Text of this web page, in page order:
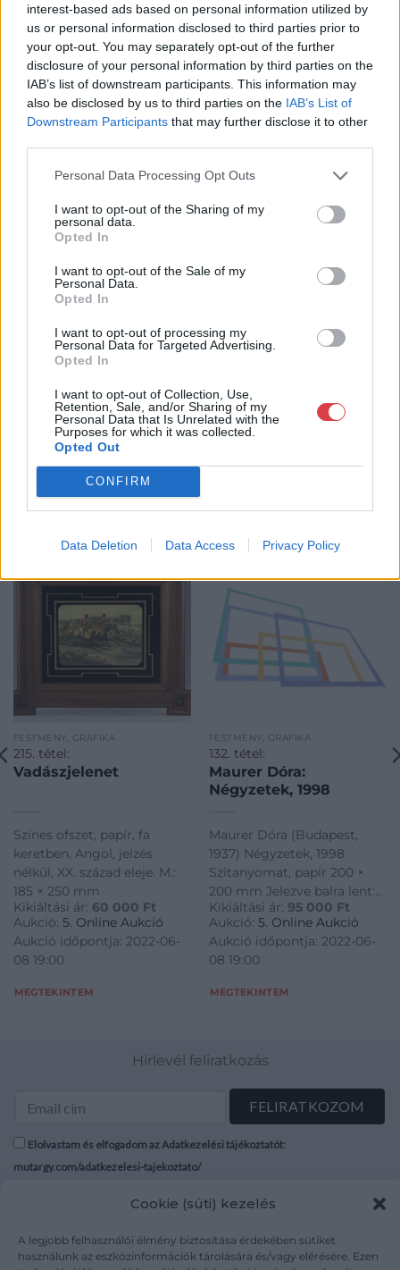
interest-based ads based on personal information utilized by
us or personal information disclosed to third parties prior to
your opt-out. You may separately opt-out of the further
disclosure of your personal information by third parties on the
IAB’s list of downstream participants. This information may
also be disclosed by us to third parties on the IAB’s List of
Downstream Participants that may further disclose it to other
Personal Data Processing Opt Outs
I want to opt-out of the Sharing of my
personal data.
Opted In
I want to opt-out of the Sale of my
Personal Data.
Opted In
I want to opt-out of processing my
Personal Data for Targeted Advertising.
Opted In
I want to opt-out of Collection, Use,
Retention, Sale, and/or Sharing of my
Personal Data that Is Unrelated with the
Purposes for which it was collected.
Opted Out
CONFIRM
Data Deletion Data Access Privacy Policy
Cookie (süti) kezelés
A legjobb felhasználói élmény biztosítása érdekében sütiket
használunk az eszközinformációk tárolására és/vagy elérésére. Ezen
Cím: BÁV ZRt.
1027 Budapest, Csalogány u.
23-33.
Telefon: (06 1) 331 0513
Weboldal:http://bav-art.hu
óriási tapasztalatával, szakmai tekintélyével és
műkereskedelem meghatározó szereplője. A 2007-ben
megújult BÁV Aukciósház mára a magyarországi
műkereskedelem egyik legfontosabb színterévé, kereskedelmi
műkereskedelmi üzlethálózatával rendelkező BÁV ZRt.
felkészült munkatársai a hét hat napján állnak a műtárgyat
GALÉRIA TOVÁBBI MŰTÁRGYAI
KAPCSOLÓDÓ MŰTÁRGYAK
FESTMÉNY, GRAFIKA
215. tétel:
Vadászjelenet
Színes ofszet, papír, fa
keretben. Angol, jelzés
nélkül, XX. század eleje. M.:
185 × 250 mm
Kikiáltási ár: 60 000 Ft
Aukció: 5. Online Aukció
Aukció időpontja: 2022-06-
08 19:00
MEGTEKINTEM
FESTMÉNY, GRAFIKA
132. tétel:
Maurer Dóra:
Négyzetek, 1998
Maurer Dóra (Budapest,
1937) Négyzetek, 1998
Szitanyomat, papír 200 ×
200 mm Jelezve balra lent:
66/100 Jelezve jobbra lent:
Maurer 98
Kikiáltási ár: 95 000 Ft
Aukció: 5. Online Aukció
Aukció időpontja: 2022-06-
08 19:00
MEGTEKINTEM
Hírlevél feliratkozás
Elolvastam és elfogadom az Adatkezelési tájékoztatót:
mutargy.com/adatkezelesi-tajekoztato/
Médiaajánlat
Karrier
Áraink
ÁSZF
Adatvédelem